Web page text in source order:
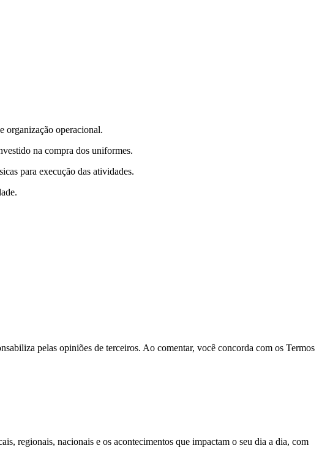
organização operacional.
na compra dos uniformes.
para execução das atividades.
pelas opiniões de terceiros. Ao comentar, você concorda com os Termos
regionais, nacionais e os acontecimentos que impactam o seu dia a dia, com